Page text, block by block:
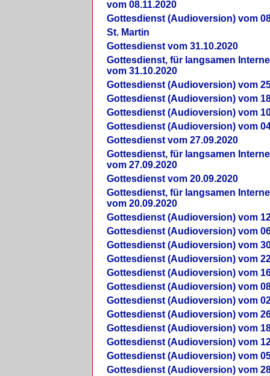
vom 08.11.2020
Gottesdienst (Audioversion) vom
St. Martin
Gottesdienst vom 31.10.2020
Gottesdienst, für langsamen
vom 31.10.2020
Gottesdienst (Audioversion) vom
Gottesdienst (Audioversion) vom
Gottesdienst (Audioversion) vom
Gottesdienst (Audioversion) vom
Gottesdienst vom 27.09.2020
Gottesdienst, für langsamen
vom 27.09.2020
Gottesdienst vom 20.09.2020
Gottesdienst, für langsamen
vom 20.09.2020
Gottesdienst (Audioversion) vom
Gottesdienst (Audioversion) vom
Gottesdienst (Audioversion) vom
Gottesdienst (Audioversion) vom
Gottesdienst (Audioversion) vom
Gottesdienst (Audioversion) vom
Gottesdienst (Audioversion) vom
Gottesdienst (Audioversion) vom
Gottesdienst (Audioversion) vom
Gottesdienst (Audioversion) vom
Gottesdienst (Audioversion) vom
Gottesdienst (Audioversion) vom